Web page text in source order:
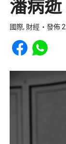
潘病
國際, 財經 發佈
Share to Facebook
Share to